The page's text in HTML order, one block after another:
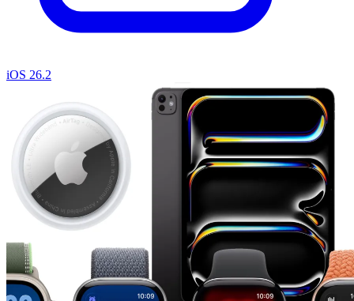
iOS 26.2